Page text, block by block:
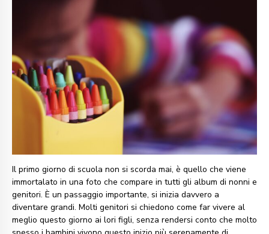
Il primo giorno di scuola non si scorda mai, è quello che viene
immortalato in una foto che compare in tutti gli album di nonni e
genitori. È un passaggio importante, si inizia davvero a
diventare grandi. Molti genitori si chiedono come far vivere al
meglio questo giorno ai lori figli, senza rendersi conto che molto